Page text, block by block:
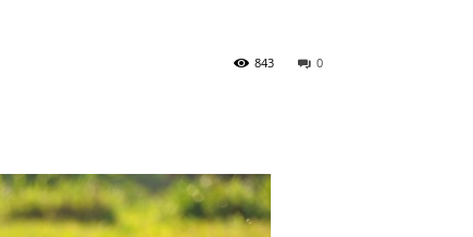
0
843